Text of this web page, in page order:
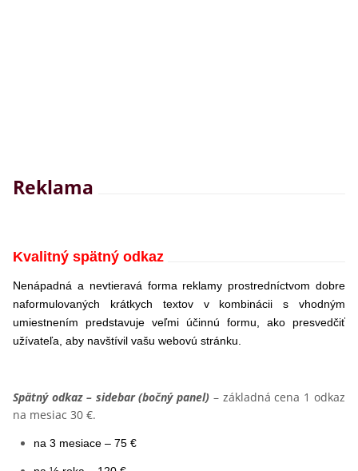
Reklama
Kvalitný spätný odkaz
Nenápadná a nevtieravá forma reklamy prostredníctvom dobre
naformulovaných krátkych textov v kombinácii s vhodným
umiestnením predstavuje veľmi účinnú formu, ako presvedčiť
užívateľa, aby navštívil vašu webovú stránku.
Spätný odkaz – sidebar (bočný panel) – základná cena 1 odkaz
na mesiac 30 €.
na 3 mesiace – 75 €